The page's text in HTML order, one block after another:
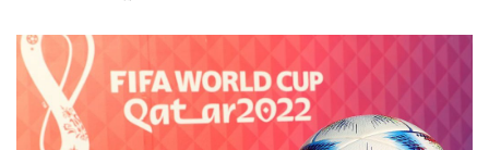
กรกฏาคม 2569 นี้ โดยที่ผ่านมา คณะรัฐมนตรี โดยนายก
รัฐมนตรี นายอนุทิน ชาญวีรกุล ได้มีมติให้กรมประชาสัมพันธ์
เป็นผู้รับผิดชอบไปศึกษาหาข้อมูลและหาพันธมิตรในการ
ถ่ายทอดสด โดยยังไม่มีความแน่ชัดว่าจะซื้อลิขสิทธิ์ถ่ายทอดสด